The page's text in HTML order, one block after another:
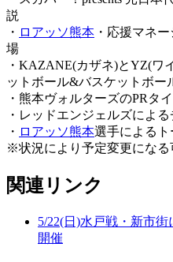
説
・ ロアッソ熊本 ・応援マネ
場
・KAZANE(カザネ)とYZ(ワ
ットボール&バスケットボー
・熊本ヴォルターズのPRタ
・レッドエンジェルズによ
・ ロアッソ熊本選手によるト
※状況により予定変更になる
関連リンク
5/22(日)水戸戦・新市
開催